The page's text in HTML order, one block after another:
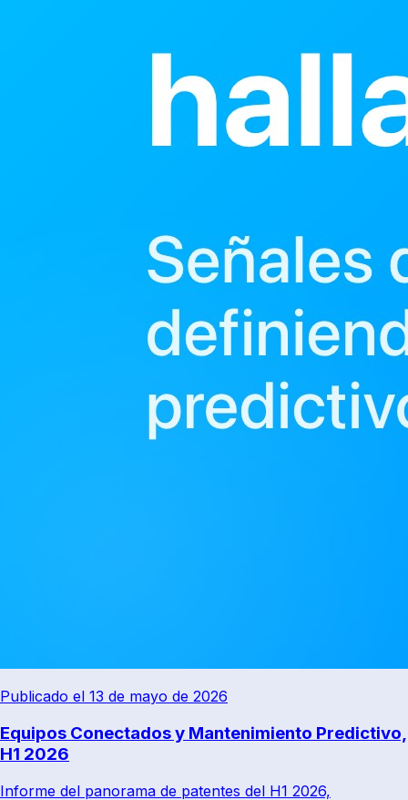
Publicado el 13 de mayo de 2026
Equipos Conectados y Mantenimiento Predictivo,
H1 2026
Informe del panorama de patentes del H1 2026,